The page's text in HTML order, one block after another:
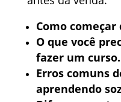
Como começar
O que você
fazer um curso.
Erros comuns
aprendendo